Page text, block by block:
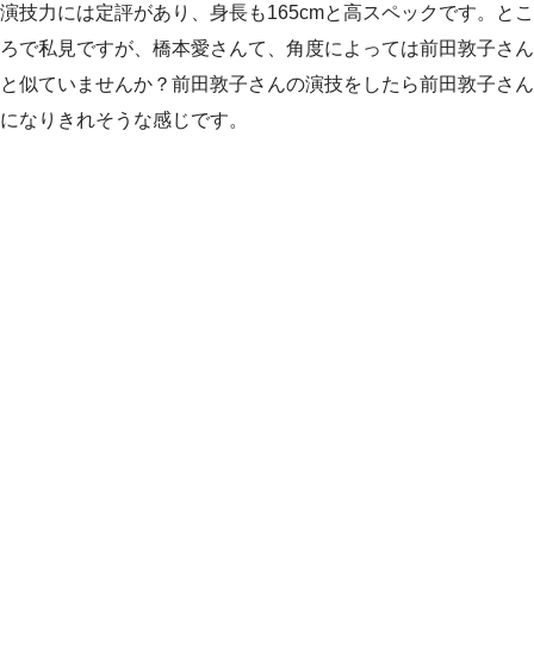
演技力には定評があり、身長も165cmと高スペックです。とこ
ろで私見ですが、橋本愛さんて、角度によっては前田敦子さん
と似ていませんか？前田敦子さんの演技をしたら前田敦子さん
になりきれそうな感じです。